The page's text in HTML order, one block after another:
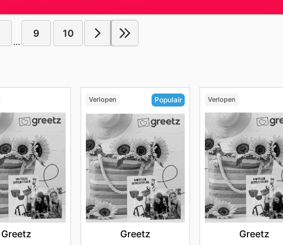
...
9 10
Greetz
Verlopen Populair
Greetz
Verlopen
Greetz